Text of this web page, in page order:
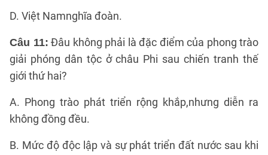
D. Việt Namnghĩa đoàn.
Câu 11: Đâu không phải là đặc điểm của phong trào
giải phóng dân tộc ở châu Phi sau chiến tranh thế
giới thứ hai?
A. Phong trào phát triển rộng khắp,nhưng diễn ra
không đồng đều.
B. Mức độ độc lập và sự phát triển đất nước sau khi